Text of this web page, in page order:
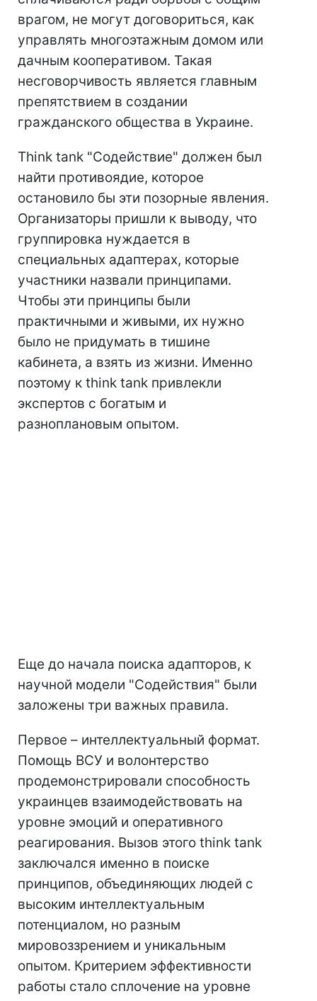
врагом, не могут договориться, как
управлять многоэтажным домом или
дачным кооперативом. Такая
несговорчивость является главным
препятствием в создании
гражданского общества в Украине.
Think tank "Содействие" должен был
найти противоядие, которое
остановило бы эти позорные явления.
Организаторы пришли к выводу, что
группировка нуждается в
специальных адаптерах, которые
участники назвали принципами.
Чтобы эти принципы были
практичными и живыми, их нужно
было не придумать в тишине
кабинета, а взять из жизни. Именно
поэтому к think tank привлекли
экспертов с богатым и
разноплановым опытом.
Еще до начала поиска адапторов, к
научной модели "Содействия" были
заложены три важных правила.
Первое – интеллектуальный формат.
Помощь ВСУ и волонтерство
продемонстрировали способность
украинцев взаимодействовать на
уровне эмоций и оперативного
реагирования. Вызов этого think tank
заключался именно в поиске
принципов, объединяющих людей с
высоким интеллектуальным
потенциалом, но разным
мировоззрением и уникальным
опытом. Критерием эффективности
работы стало сплочение на уровне